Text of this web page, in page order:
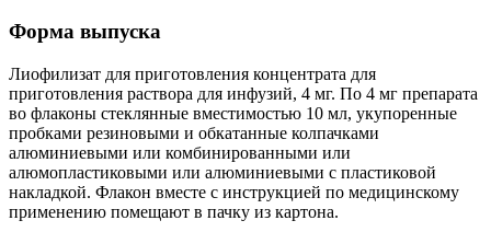
Форма выпуска
Лиофилизат для приготовления концентрата для
приготовления раствора для инфузий, 4 мг. По 4 мг препарата
во флаконы стеклянные вместимостью 10 мл, укупоренные
пробками резиновыми и обкатанные колпачками
алюминиевыми или комбинированными или
алюмопластиковыми или алюминиевыми с пластиковой
накладкой. Флакон вместе с инструкцией по медицинскому
применению помещают в пачку из картона.